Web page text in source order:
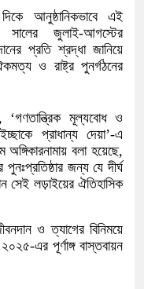
আনুষ্ঠানিকভাবে এই
সালের জুলাই-আগস্টের
প্রতি শ্রদ্ধা জানিয়ে
ও রাষ্ট্র পুনর্গঠনের
‘গণতান্ত্রিক মূল্যবোধ ও
প্রাধান্য দেয়া’-এ
বলা হয়েছে,
জন্য যে দীর্ঘ
সেই লড়াইয়ের ঐতিহাসিক
ও ত্যাগের বিনিময়ে
এর পূর্ণাঙ্গ বাস্তবায়ন